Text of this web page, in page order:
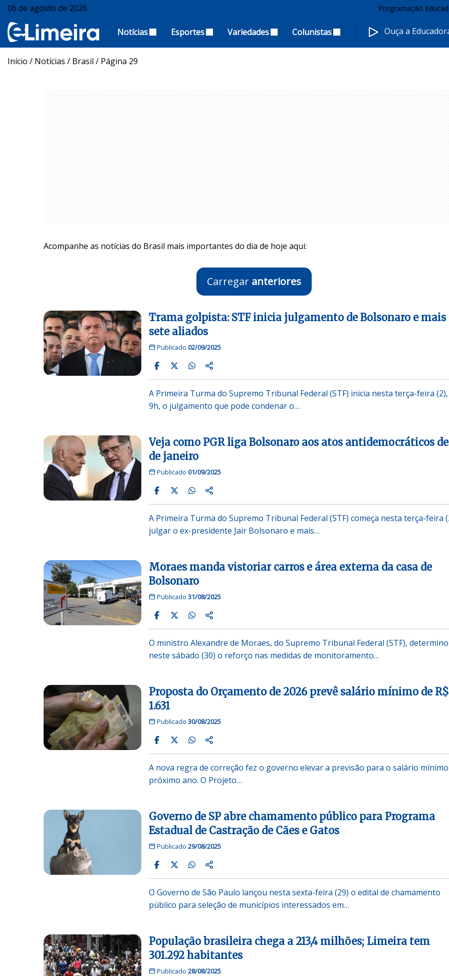
06 de agosto de 2026 Programação
Notícias Esportes Variedades Colunistas Ouça a
Início / Notícias / Brasil / Página 29
Acompanhe as notícias do Brasil mais importantes do dia de hoje aqui:
Carregar anteriores
Trama golpista: STF inicia julgamento de Bolsonaro e mais
sete aliados
Publicado 02/09/2025
A Primeira Turma do Supremo Tribunal Federal (STF) inicia nesta terça-feira
9h, o julgamento que pode condenar o…
Veja como PGR liga Bolsonaro aos atos antidemocráticos
de janeiro
Publicado 01/09/2025
A Primeira Turma do Supremo Tribunal Federal (STF) começa nesta terça-feira
julgar o ex-presidente Jair Bolsonaro e mais…
Moraes manda vistoriar carros e área externa da casa de
Bolsonaro
Publicado 31/08/2025
O ministro Alexandre de Moraes, do Supremo Tribunal Federal (STF),
neste sábado (30) o reforço nas medidas de monitoramento…
Proposta do Orçamento de 2026 prevê salário mínimo de R$
1.631
Publicado 30/08/2025
A nova regra de correção fez o governo elevar a previsão para o salário
próximo ano. O Projeto…
Governo de SP abre chamamento público para Programa
Estadual de Castração de Cães e Gatos
Publicado 29/08/2025
O Governo de São Paulo lançou nesta sexta-feira (29) o edital de chamamento
público para seleção de municípios interessados em…
População brasileira chega a 213,4 milhões; Limeira tem
301.292 habitantes
Publicado 28/08/2025